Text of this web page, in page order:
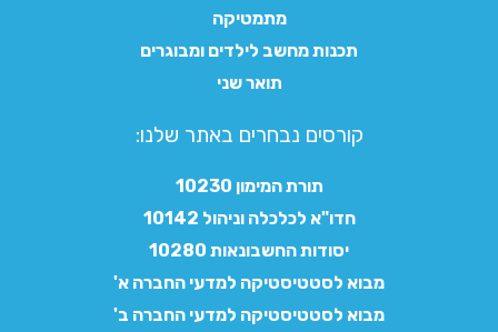
מתמטיקה
תכנות מחשב לילדים ומבוגרים
תואר שני
קורסים נבחרים באתר שלנו:​
תורת המימון 10230
חדו"א לכלכלה וניהול 10142
יסודות החשבונאות 10280
מבוא לסטטיסטיקה למדעי החברה א'
מבוא לסטטיסטיקה למדעי החברה ב'